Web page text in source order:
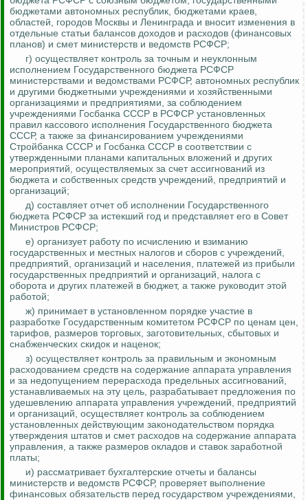
бюджетами автономных республик, бюджетами краев,
областей, городов Москвы и Ленинграда и вносит изменения в
отдельные статьи балансов доходов и расходов (финансовых
планов) и смет министерств и ведомств РСФСР;
г) осуществляет контроль за точным и неуклонным
исполнением Государственного бюджета РСФСР
министерствами и ведомствами РСФСР, автономных республик
и другими бюджетными учреждениями и хозяйственными
организациями и предприятиями, за соблюдением
учреждениями Госбанка СССР в РСФСР установленных
правил кассового исполнения Государственного бюджета
СССР, а также за финансированием учреждениями
Стройбанка СССР и Госбанка СССР в соответствии с
утвержденными планами капитальных вложений и других
мероприятий, осуществляемых за счет ассигнований из
бюджета и собственных средств учреждений, предприятий и
организаций;
д) составляет отчет об исполнении Государственного
бюджета РСФСР за истекший год и представляет его в Совет
Министров РСФСР;
е) организует работу по исчислению и взиманию
государственных и местных налогов и сборов с учреждений,
предприятий, организаций и населения, платежей из прибыли
государственных предприятий и организаций, налога с
оборота и других платежей в бюджет, а также руководит этой
работой;
ж) принимает в установленном порядке участие в
разработке Государственным комитетом РСФСР по ценам цен,
тарифов, размеров торговых, заготовительных, сбытовых и
снабженческих скидок и наценок;
з) осуществляет контроль за правильным и экономным
расходованием средств на содержание аппарата управления
и за недопущением перерасхода предельных ассигнований,
устанавливаемых на эту цель, разрабатывает предложения по
удешевлению аппарата управления учреждений, предприятий
и организаций, осуществляет контроль за соблюдением
установленных действующим законодательством порядка
утверждения штатов и смет расходов на содержание аппарата
управления, а также размеров окладов и ставок заработной
платы;
и) рассматривает бухгалтерские отчеты и балансы
министерств и ведомств РСФСР, проверяет выполнение
финансовых обязательств перед государством учреждениями,